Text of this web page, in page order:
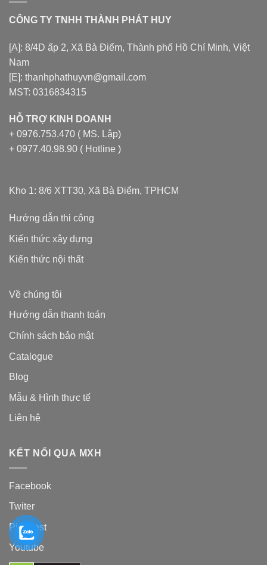
CÔNG TY TNHH THÀNH PHÁT HUY
[A]: 8/4D ấp 2, Xã Bà Điểm, Thành phố Hồ Chí Minh, Việt
Nam
[E]: thanhphathuyvn@gmail.com
MST: 0316834315
HỖ TRỢ KINH DOANH
+ 0976.753.470 ( MS. Lập)
+ 0977.40.98.90 ( Hotline )
Kho 1: 8/6 XTT30, Xã Bà Điểm, TPHCM
Hướng dẫn thi công
Kiến thức xây dựng
Kiến thức nội thất
Về chúng tôi
Hướng dẫn thanh toán
Chính sách bảo mật
Catalogue
Blog
Mẫu & Hình thực tế
Liên hệ
KẾT NỐI QUA MXH
Facebook
Twiter
Pinterest
Youtube